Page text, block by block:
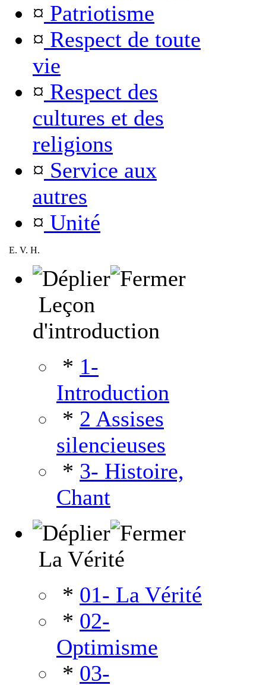
¤ Patriotisme
¤ Respect de toute
vie
¤ Respect des
cultures et des
religions
¤ Service aux
autres
¤ Unité
E. V. H.
Leçon
d'introduction
* 1-
Introduction
* 2 Assises
silencieuses
* 3- Histoire,
Chant
La Vérité
* 01- La Vérité
* 02-
Optimisme
* 03-